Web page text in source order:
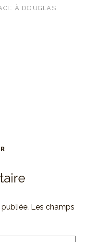
À DOUGLAS
Les champs